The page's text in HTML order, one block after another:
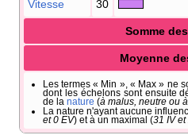
Vitesse 30
Somme
Moyenne
Les termes « Min », « Max » ne
dont les échelons sont ensuite
de la nature (à malus, neutre ou
La nature n'ayant aucune
et 0 EV) et à un maximal (31 IV et